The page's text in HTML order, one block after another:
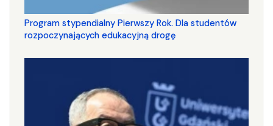
Program stypendialny Pierwszy Rok. Dla studentów
rozpoczynających edukacyjną drogę